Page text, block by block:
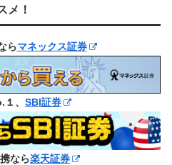
メ！
らマネックス証券
、 SBI証券
なら楽天証券